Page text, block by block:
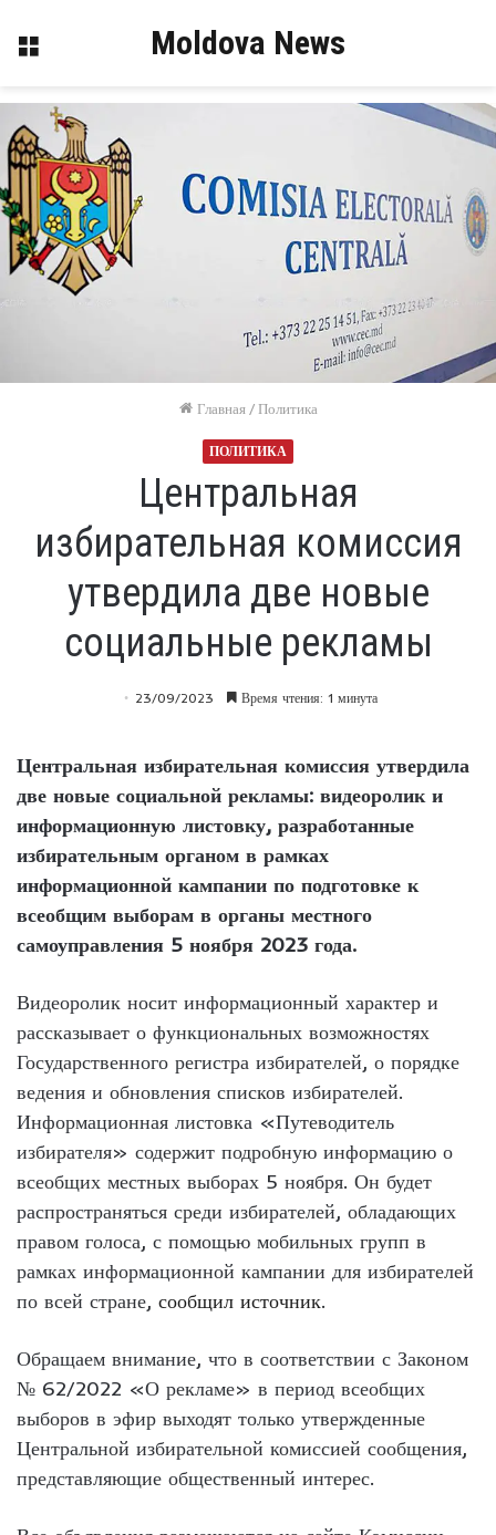
Меню Moldova News
Главная / Политика
ПОЛИТИКА
Центральная
избирательная комиссия
утвердила две новые
социальные рекламы
23/09/2023 Время чтения: 1 минута
Центральная избирательная комиссия утвердила
две новые социальной рекламы: видеоролик и
информационную листовку, разработанные
избирательным органом в рамках
информационной кампании по подготовке к
всеобщим выборам в органы местного
самоуправления 5 ноября 2023 года.
Видеоролик носит информационный характер и
рассказывает о функциональных возможностях
Государственного регистра избирателей, о порядке
ведения и обновления списков избирателей.
Информационная листовка «Путеводитель
избирателя» содержит подробную информацию о
всеобщих местных выборах 5 ноября. Он будет
распространяться среди избирателей, обладающих
правом голоса, с помощью мобильных групп в
рамках информационной кампании для избирателей
по всей стране, сообщил источник.
Обращаем внимание, что в соответствии с Законом
№ 62/2022 «О рекламе» в период всеобщих
выборов в эфир выходят только утвержденные
Центральной избирательной комиссией сообщения,
представляющие общественный интерес.